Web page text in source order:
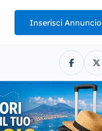
Inserisci Annuncio